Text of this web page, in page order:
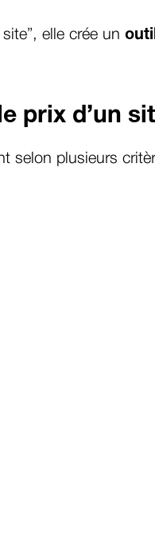
elle crée un
prix d’un
selon plusieurs